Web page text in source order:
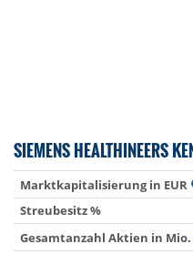
SIEMENS HEALTHINEERS
Marktkapitalisierung in EUR
Streubesitz %
Gesamtanzahl Aktien in Mio.